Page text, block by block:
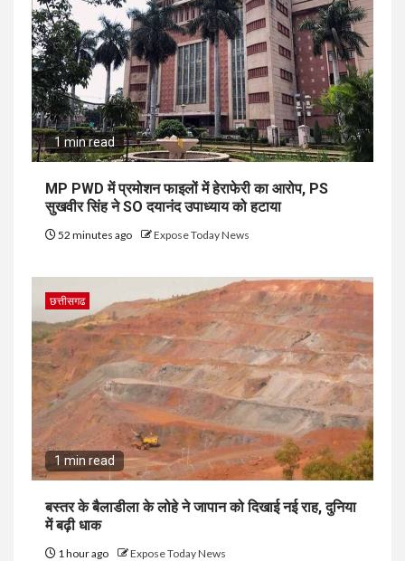
1 min read
MP PWD में प्रमोशन फाइलों में हेराफेरी का आरोप, PS
सुखवीर सिंह ने SO दयानंद उपाध्याय को हटाया
52 minutes ago Expose Today News
छत्तीसगढ
1 min read
बस्तर के बैलाडीला के लोहे ने जापान को दिखाई नई राह, दुनिया
में बढ़ी धाक
1 hour ago Expose Today News